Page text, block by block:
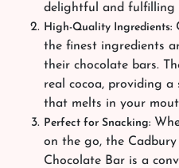
delightful and fulfilling
High-Quality Ingredients:
the finest ingredients
their chocolate bars.
real cocoa, providing
that melts in your
Perfect for Snacking:
on the go, the
Chocolate Bar is a